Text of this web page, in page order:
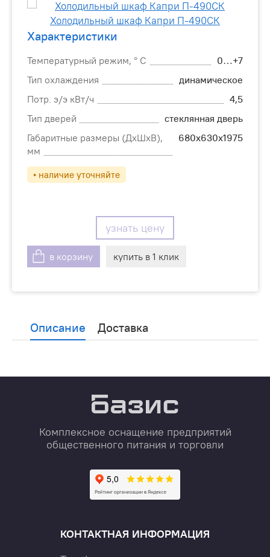
Характеристики
Температурный режим, ° C
0…+7
Тип охлаждения
динамическое
Потр. э/э кВт/ч
4,5
Тип дверей
стеклянная дверь
Габаритные размеры (ДхШхВ),
мм
680х630х1975
• наличие уточняйте
узнать цену
в корзину купить в 1 клик
Описание Доставка
Комплексное оснащение предприятий
общественного питания и торговли
КОНТАКТНАЯ ИНФОРМАЦИЯ